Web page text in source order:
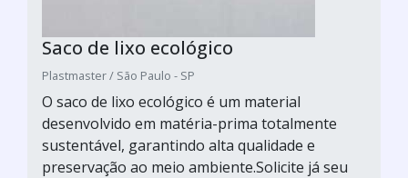
Saco de lixo ecológico
Plastmaster / São Paulo - SP
O saco de lixo ecológico é um material
desenvolvido em matéria-prima totalmente
sustentável, garantindo alta qualidade e
preservação ao meio ambiente.Solicite já seu